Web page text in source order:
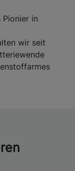
Pionier in
wir seit